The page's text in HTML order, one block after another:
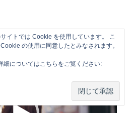
イトでは Cookie を使用しています。 こ
の使用に同意したとみなされます。
細についてはこちらをご覧ください: